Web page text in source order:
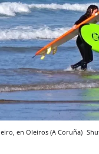
en Oleiros (A Coruña)